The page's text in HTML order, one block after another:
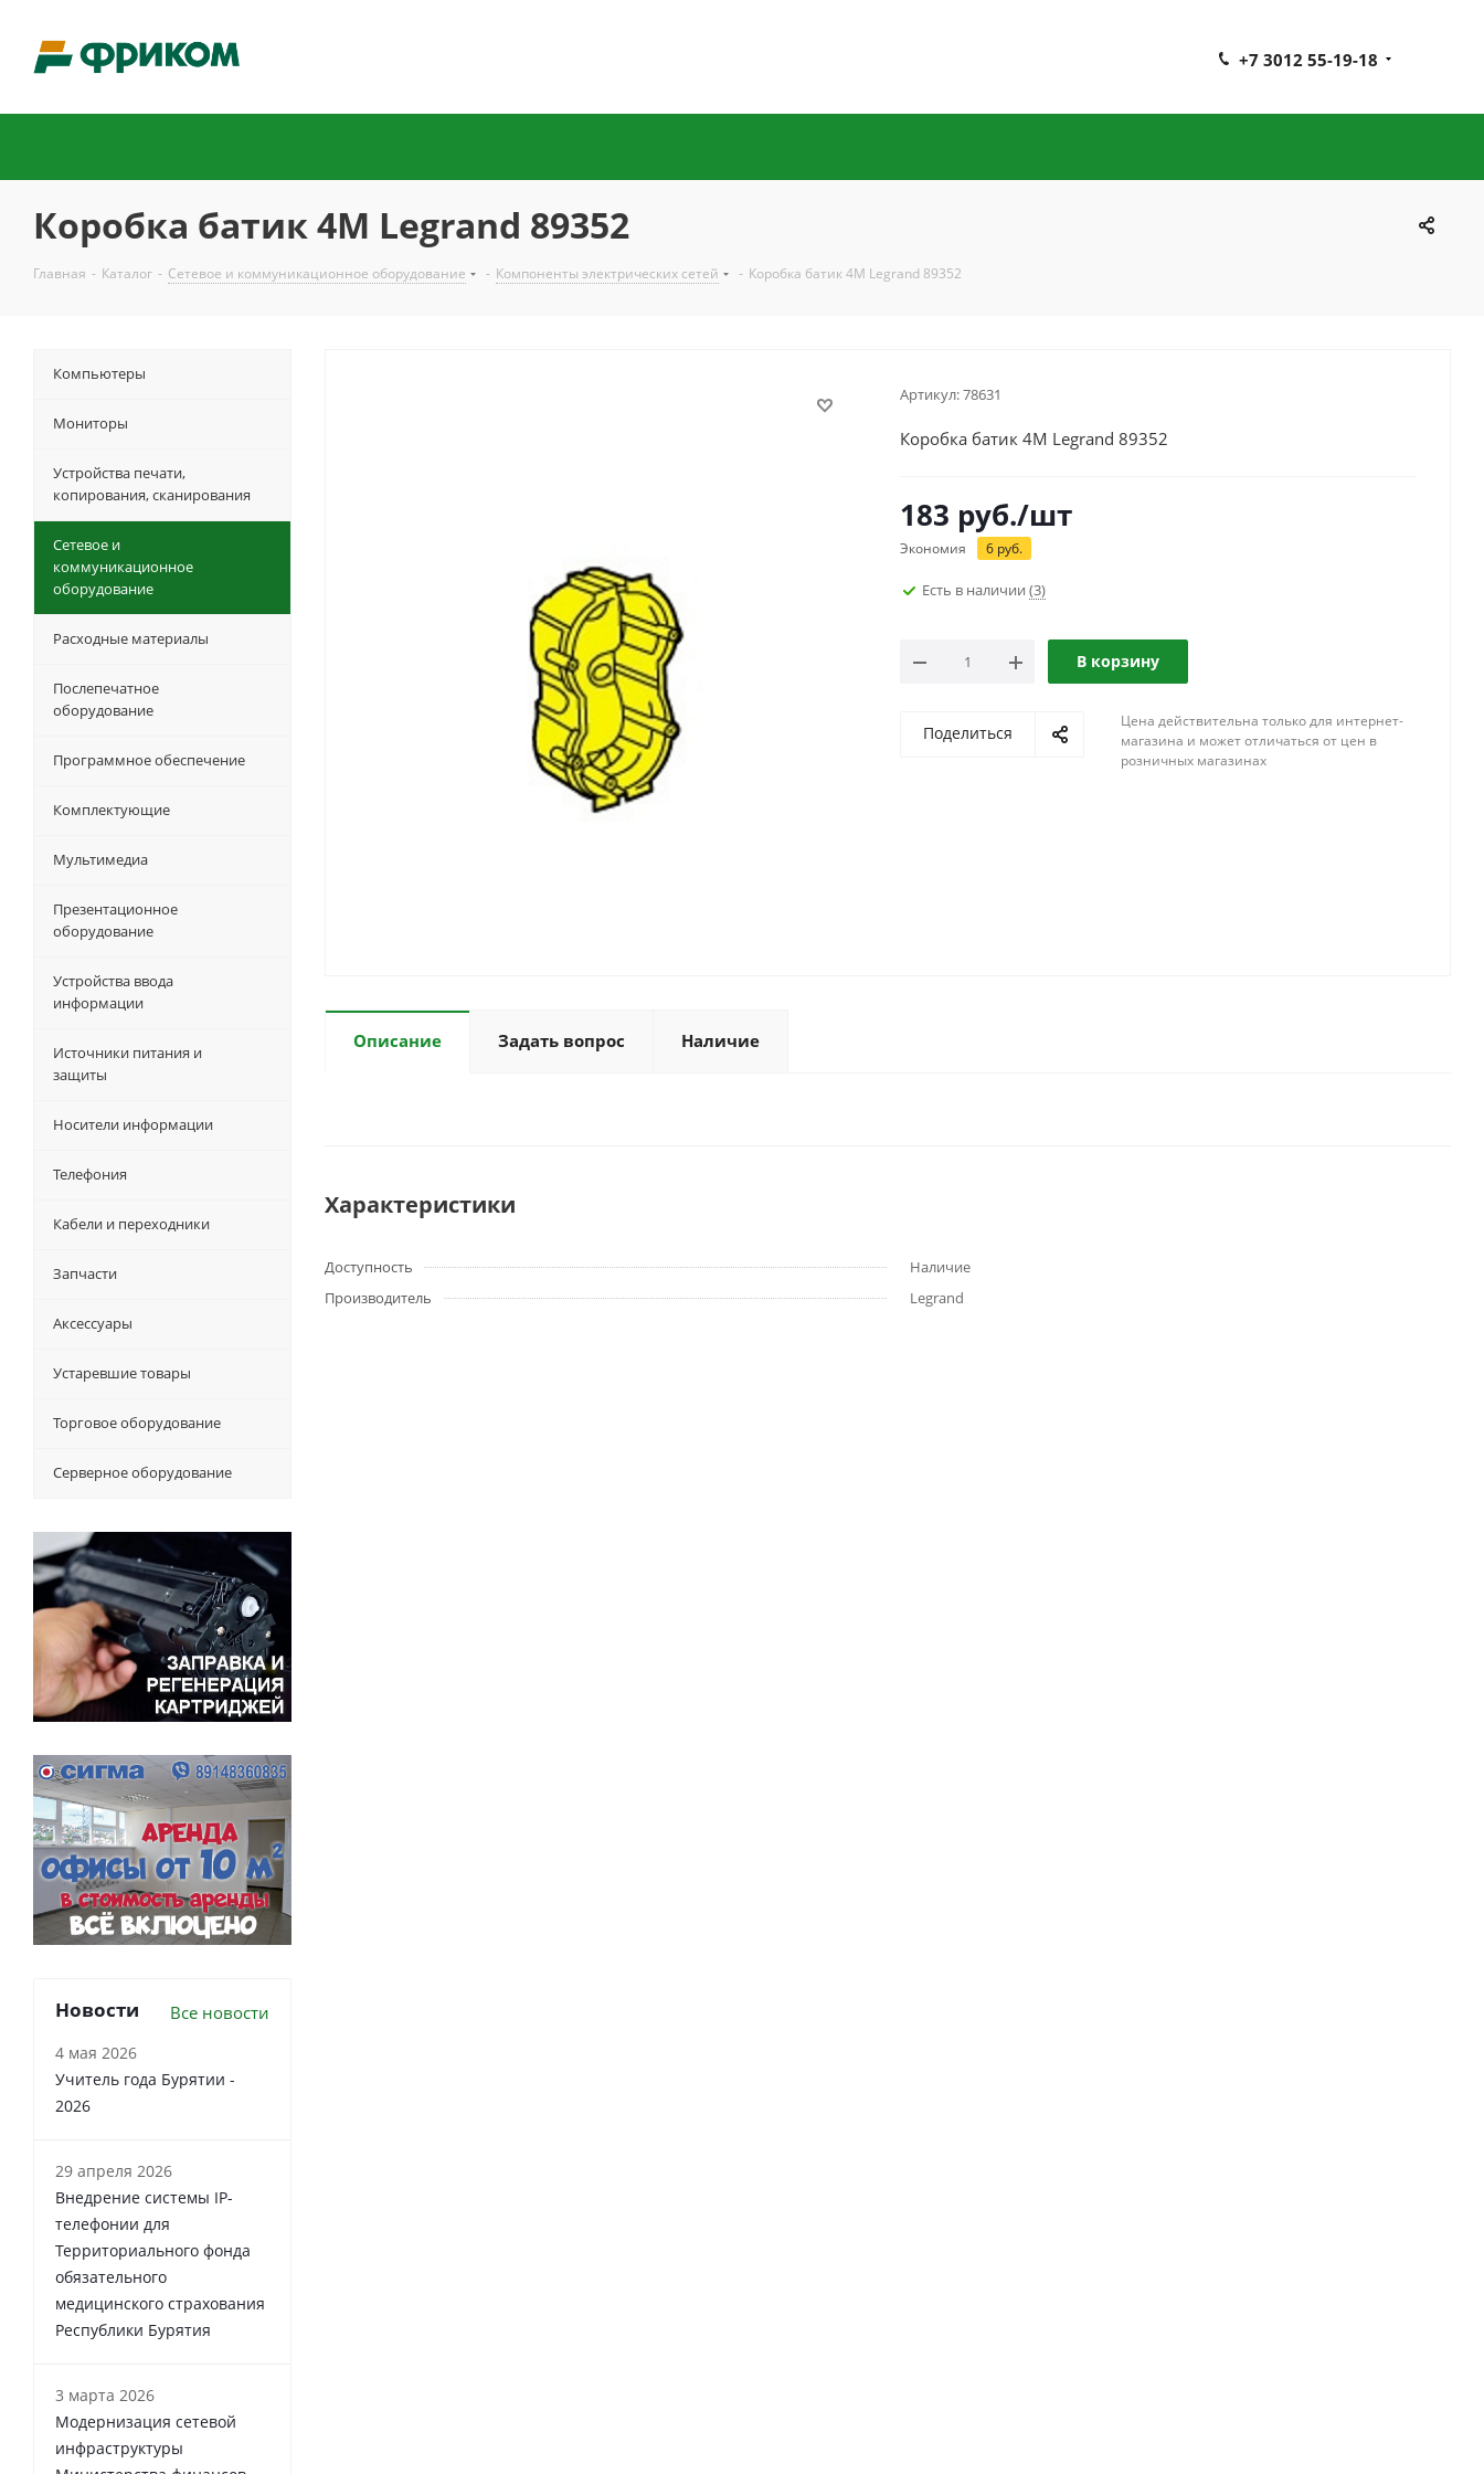
+7 3012 55-19-18
Коробка батик 4М Legrand 89352
Главная - Каталог - Сетевое и коммуникационное оборудование - Компоненты электрических сетей - Коробка батик 4М Legrand 89352
Артикул:78631
Коробка батик 4М Legrand 89352
183 руб./шт
Экономия 6 руб.
Есть в наличии (3)
В корзину
Поделиться
Цена действительна только для интернет-
магазина и может отличаться от цен в
розничных магазинах
Описание Задать вопрос Наличие
Характеристики
Доступность
Наличие
Производитель
Legrand
Компьютеры
Мониторы
Устройства печати,
копирования, сканирования
Сетевое и
коммуникационное
оборудование
Расходные материалы
Послепечатное
оборудование
Программное обеспечение
Комплектующие
Мультимедиа
Презентационное
оборудование
Устройства ввода
информации
Источники питания и
защиты
Носители информации
Телефония
Кабели и переходники
Запчасти
Аксессуары
Устаревшие товары
Торговое оборудование
Серверное оборудование
Новости Все новости
4 мая 2026
Учитель года Бурятии -
2026
29 апреля 2026
Внедрение системы IP-
телефонии для
Территориального фонда
обязательного
медицинского страхования
Республики Бурятия
3 марта 2026
Модернизация сетевой
инфраструктуры